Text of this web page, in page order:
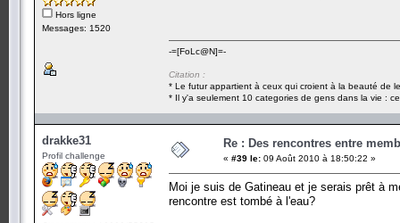
Hors ligne
Messages: 1520
-=[FoLc@N]=-
Citation :
* Le futur appartient à ceux qui croient à la beauté de
* Il y'a seulement 10 categories de gens dans la vie :
drakke31
Profil challenge
Re : Des rencontres entre
« #39 le: 09 Août 2010 à 18:50:22 »
Moi je suis de Gatineau et je serais prêt à
rencontre est tombé à l'eau?